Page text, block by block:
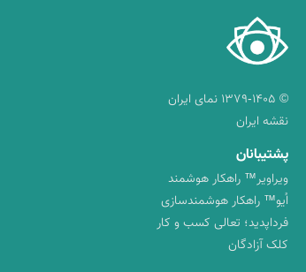
© ۱۳۷۹-۱۴۰۵ نمای ایران
نقشه ایران
پشتیبانان
ویراویر™ راهکار هوشمند
اُیو™ راهکار هوشمندسازی
فرداپدید؛ تعالی کسب و کار
کلک آزادگان